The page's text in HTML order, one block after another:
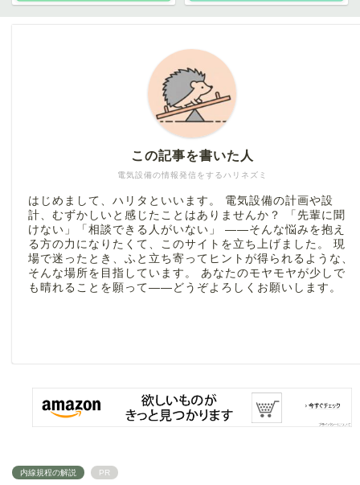
電気設備の情報発信をするハリネズミ
この記事を書いた人
はじめまして、ハリタといいます。 電気設備の計画や設
計、むずかしいと感じたことはありませんか？ 「先輩に聞
けない」「相談できる人がいない」 ――そんな悩みを抱え
る方の力になりたくて、このサイトを立ち上げました。 現
場で迷ったとき、ふと立ち寄ってヒントが得られるような、
そんな場所を目指しています。 あなたのモヤモヤが少しで
も晴れることを願って――どうぞよろしくお願いします。
内線規程の解説 PR